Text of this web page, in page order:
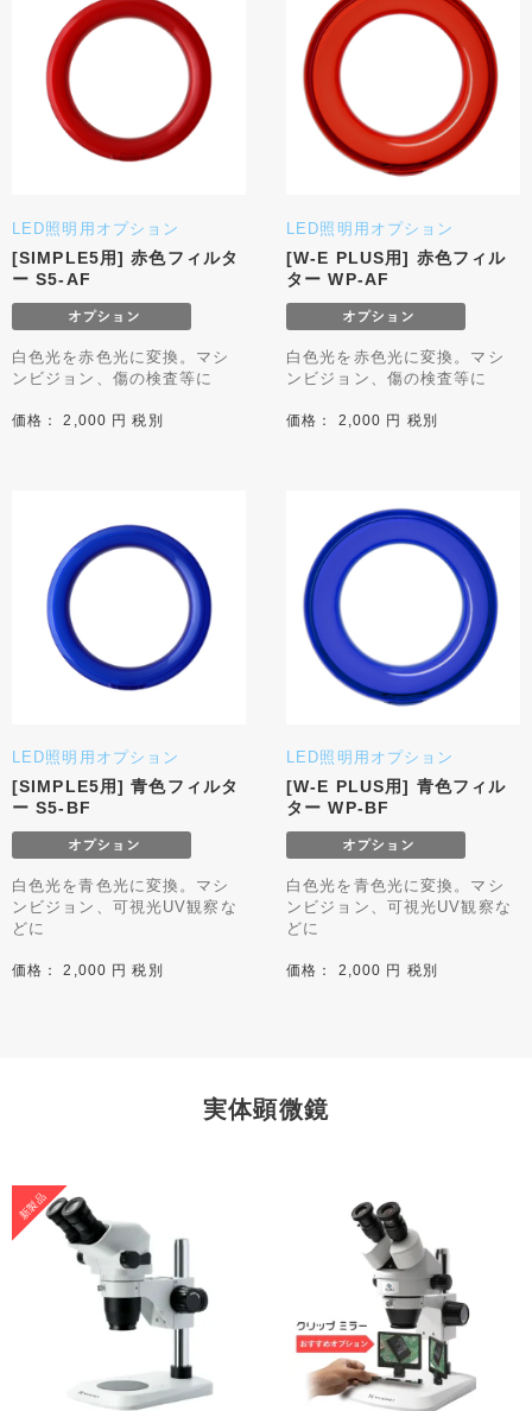
LED照明用オプション
[SIMPLE5用] 赤色フィルタ
ー S5-AF
白色光を赤色光に変換。マシ
ンビジョン、傷の検査等に
価格： 2,000 円 税別
LED照明用オプション
[W-E PLUS用] 赤色フィル
ター WP-AF
白色光を赤色光に変換。マシ
ンビジョン、傷の検査等に
価格： 2,000 円 税別
LED照明用オプション
[SIMPLE5用] 青色フィルタ
ー S5-BF
白色光を青色光に変換。マシ
ンビジョン、可視光UV観察な
どに
価格： 2,000 円 税別
LED照明用オプション
[W-E PLUS用] 青色フィル
ター WP-BF
白色光を青色光に変換。マシ
ンビジョン、可視光UV観察な
どに
価格： 2,000 円 税別
実体顕微鏡